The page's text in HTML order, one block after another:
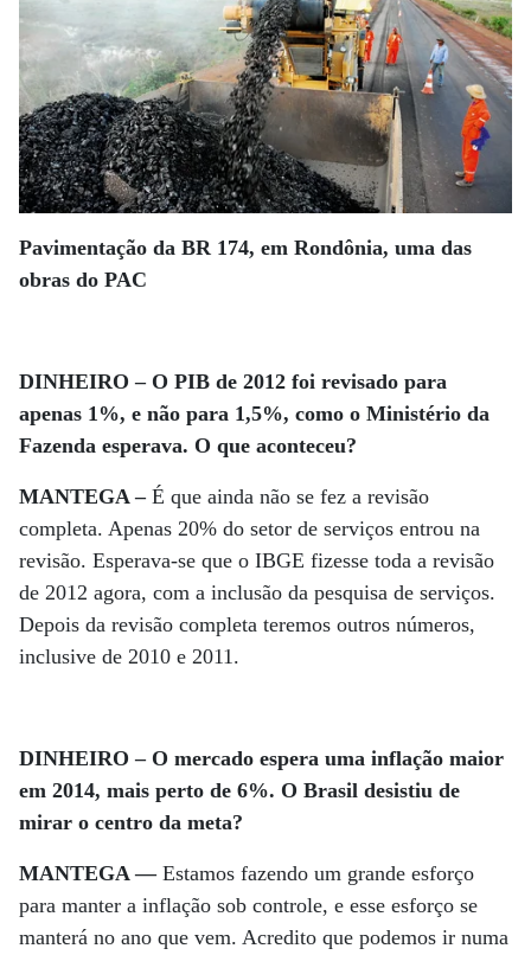
Pavimentação da BR 174, em Rondônia, uma das
obras do PAC
DINHEIRO – O PIB de 2012 foi revisado para
apenas 1%, e não para 1,5%, como o Ministério da
Fazenda esperava. O que aconteceu?
MANTEGA – É que ainda não se fez a revisão
completa. Apenas 20% do setor de serviços entrou na
revisão. Esperava-se que o IBGE fizesse toda a revisão
de 2012 agora, com a inclusão da pesquisa de serviços.
Depois da revisão completa teremos outros números,
inclusive de 2010 e 2011.
DINHEIRO – O mercado espera uma inflação maior
em 2014, mais perto de 6%. O Brasil desistiu de
mirar o centro da meta?
MANTEGA — Estamos fazendo um grande esforço
para manter a inflação sob controle, e esse esforço se
manterá no ano que vem. Acredito que podemos ir numa